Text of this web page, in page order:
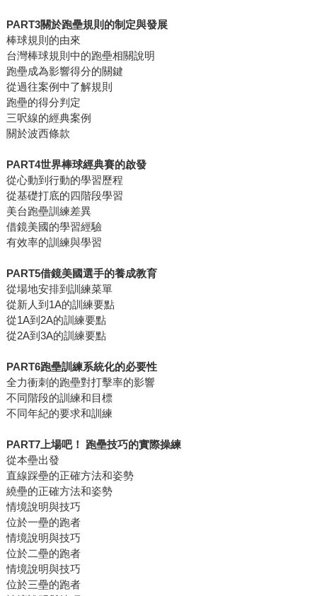
PART3關於跑壘規則的制定與發展
棒球規則的由來
台灣棒球規則中的跑壘相關說明
跑壘成為影響得分的關鍵
從過往案例中了解規則
跑壘的得分判定
三呎線的經典案例
關於波西條款
PART4世界棒球經典賽的啟發
從心動到行動的學習歷程
從基礎打底的四階段學習
美台跑壘訓練差異
借鏡美國的學習經驗
有效率的訓練與學習
PART5借鏡美國選手的養成教育
從場地安排到訓練菜單
從新人到1A的訓練要點
從1A到2A的訓練要點
從2A到3A的訓練要點
PART6跑壘訓練系統化的必要性
全力衝刺的跑壘對打擊率的影響
不同階段的訓練和目標
不同年紀的要求和訓練
PART7上場吧！ 跑壘技巧的實際操練
從本壘出發
直線踩壘的正確方法和姿勢
繞壘的正確方法和姿勢
情境說明與技巧
位於一壘的跑者
情境說明與技巧
位於二壘的跑者
情境說明與技巧
位於三壘的跑者